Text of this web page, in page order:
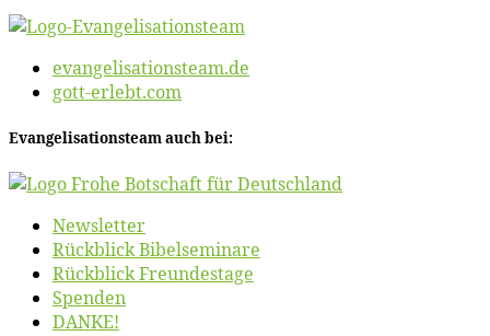
evangelisationsteam.de
gott-erlebt.com
Evan­ge­li­sa­ti­ons­team auch bei:
News­let­ter
Rück­blick Bibelseminare
Rück­blick Freundestage
Spen­den
DANKE!